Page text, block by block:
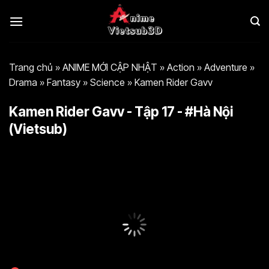
qua
Trang chủ » ANIME MỚI CẬP NHẬT » Action » Adventure »
Drama » Fantasy » Science » Kamen Rider Gavv
Kamen Rider Gavv - Tập 17 - #Hà Nội
(Vietsub)